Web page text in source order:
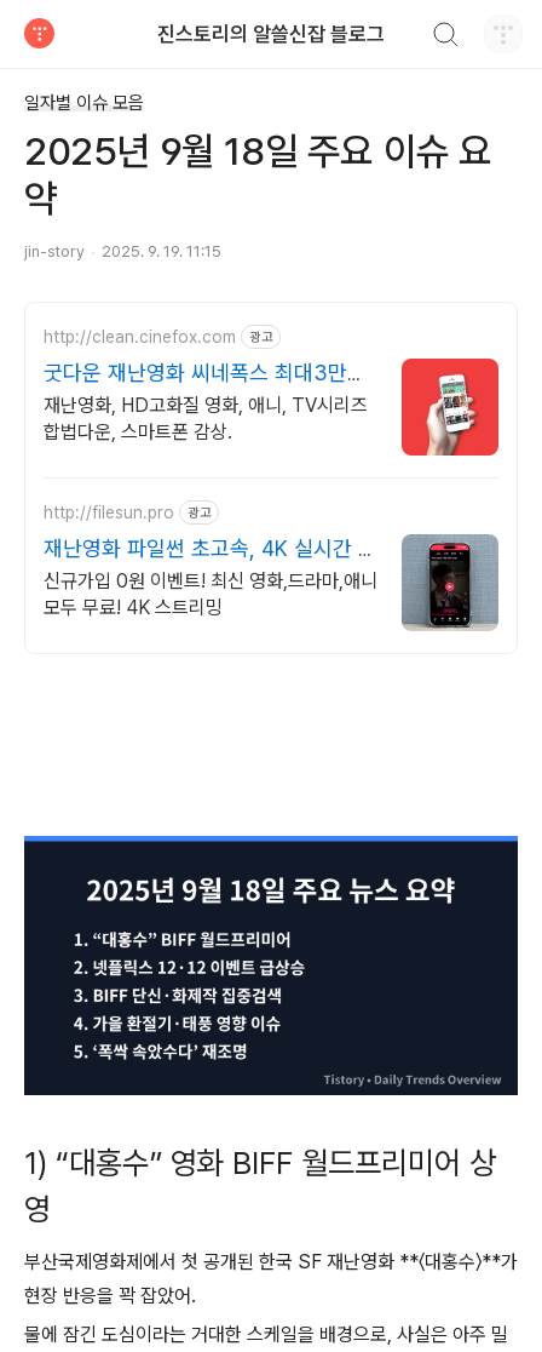
진스토리의 알쓸신잡 블로그
일자별 이슈 모음
2025년 9월 18일 주요 이슈 요
약
jin-story 2025. 9. 19. 11:15
http://clean.cinefox.com 광고
굿다운 재난영화 씨네폭스 최대3만원
+10%추가적립
재난영화, HD고화질 영화, 애니, TV시리즈
합법다운, 스마트폰 감상.
http://filesun.pro 광고
재난영화 파일썬 초고속, 4K 실시간 보
기!
신규가입 0원 이벤트! 최신 영화,드라마,애니
모두 무료! 4K 스트리밍
1) “대홍수” 영화 BIFF 월드프리미어 상
영
부산국제영화제에서 첫 공개된 한국 SF 재난영화 **〈대홍수〉**가
현장 반응을 꽉 잡았어.
물에 잠긴 도심이라는 거대한 스케일을 배경으로, 사실은 아주 밀